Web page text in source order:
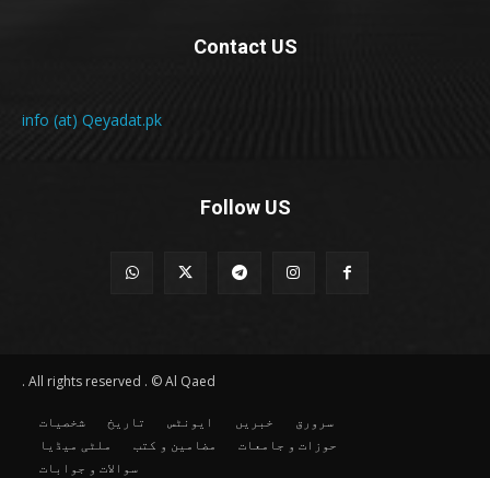
Contact US
info (at) Qeyadat.pk
Follow US
All rights reserved . © Al Qaed .
سرورق خبریں ایونٹس تاریخ
شخصیات
حوزات و جامعات
مضامین و کتب
ملٹی میڈیا
سوالات و جوابات